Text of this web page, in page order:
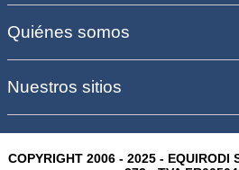
Quiénes somos
Nuestros sitios
COPYRIGHT 2006 - 2025 - EQUIRODI